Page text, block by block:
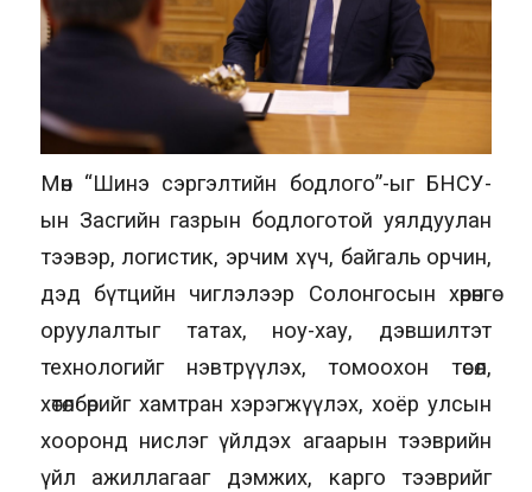
Мөн “Шинэ сэргэлтийн бодлого”-ыг БНСУ-
ын Засгийн газрын бодлоготой уялдуулан
тээвэр, логистик, эрчим хүч, байгаль орчин,
дэд бүтцийн чиглэлээр Солонгосын хөрөнгө
оруулалтыг татах, ноу-хау, дэвшилтэт
технологийг нэвтрүүлэх, томоохон төсөл,
хөтөлбөрийг хамтран хэрэгжүүлэх, хоёр улсын
хооронд нислэг үйлдэх агаарын тээврийн
үйл ажиллагааг дэмжих, карго тээврийг